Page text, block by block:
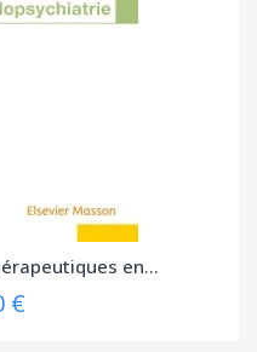
en...
€